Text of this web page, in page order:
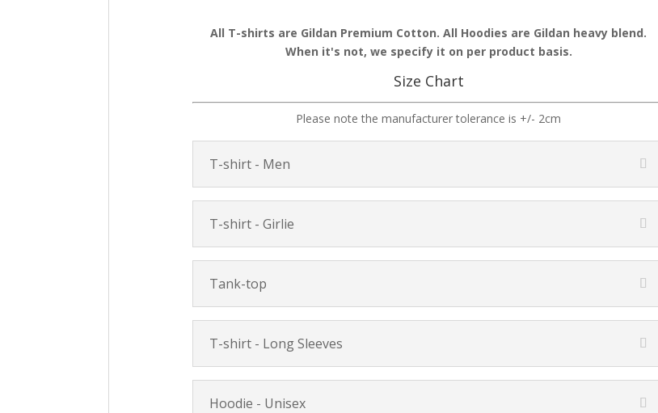
All T-shirts are Gildan Premium Cotton. All Hoodies are Gildan heavy blend.
When it's not, we specify it on per product basis.
Size Chart
Please note the manufacturer tolerance is +/- 2cm
T-shirt - Men
T-shirt - Girlie
Tank-top
T-shirt - Long Sleeves
Hoodie - Unisex